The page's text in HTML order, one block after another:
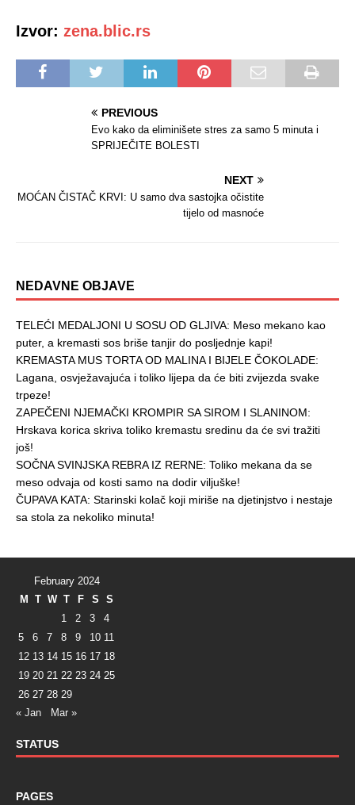
Izvor: zena.blic.rs
PREVIOUS
Evo kako da eliminišete stres za samo 5 minuta i
SPRIJEČITE BOLESTI
NEXT
MOĆAN ČISTAČ KRVI: U samo dva sastojka očistite
tijelo od masnoće
NEDAVNE OBJAVE
TELEĆI MEDALJONI U SOSU OD GLJIVA: Meso mekano kao
puter, a kremasti sos briše tanjir do posljednje kapi!
KREMASTA MUS TORTA OD MALINA I BIJELE ČOKOLADE:
Lagana, osvježavajuća i toliko lijepa da će biti zvijezda svake
trpeze!
ZAPEČENI NJEMAČKI KROMPIR SA SIROM I SLANINOM:
Hrskava korica skriva toliko kremastu sredinu da će svi tražiti
još!
SOČNA SVINJSKA REBRA IZ RERNE: Toliko mekana da se
meso odvaja od kosti samo na dodir viljuške!
ČUPAVA KATA: Starinski kolač koji miriše na djetinjstvo i nestaje
sa stola za nekoliko minuta!
February 2024
M
T W T F S
S
1
2 3
4
5
6 7 8 9 10 11
12 13 14 15 16 17 18
19 20 21 22 23 24 25
26 27 28 29
« Jan
Mar »
STATUS
PAGES